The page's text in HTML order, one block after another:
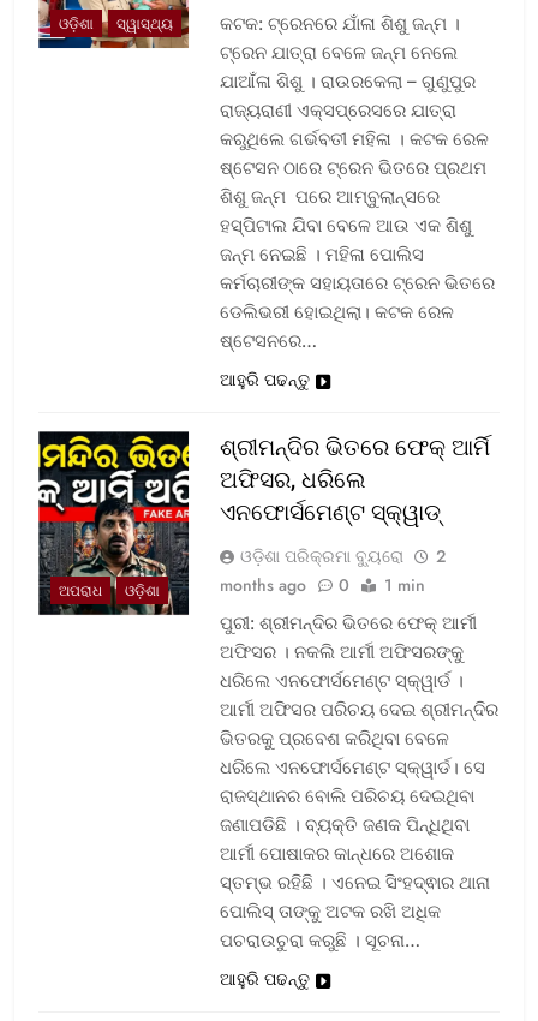
ଓଡ଼ିଶା ସ୍ୱାସ୍ଥ୍ୟ
କଟକ: ଟ୍ରେନରେ ଯାଁଳା ଶିଶୁ ଜନ୍ମ ।
ଟ୍ରେନ ଯାତ୍ରା ବେଳେ ଜନ୍ମ ନେଲେ
ଯାଆଁଳା ଶିଶୁ । ରାଉରକେଲା – ଗୁଣୁପୁର
ରାଜ୍ୟରାଣୀ ଏକ୍ସପ୍ରେସରେ ଯାତ୍ରା
କରୁଥିଲେ ଗର୍ଭବତୀ ମହିଳା । କଟକ ରେଳ
ଷ୍ଟେସନ ଠାରେ ଟ୍ରେନ ଭିତରେ ପ୍ରଥମ
ଶିଶୁ ଜନ୍ମ ପରେ ଆମ୍ବୁଲାନ୍ସରେ
ହସ୍ପିଟାଲ ଯିବା ବେଳେ ଆଉ ଏକ ଶିଶୁ
ଜନ୍ମ ନେଇଛି । ମହିଳା ପୋଲିସ
କର୍ମଚାରୀଙ୍କ ସହାୟତାରେ ଟ୍ରେନ ଭିତରେ
ଡେଲିଭରୀ ହୋଇଥିଲା। କଟକ ରେଳ
ଷ୍ଟେସନରେ…
ଆହୁରି ପଢନ୍ତୁ
ଅପରାଧ ଓଡ଼ିଶା
ଶ୍ରୀମନ୍ଦିର ଭିତରେ ଫେକ୍ ଆର୍ମି
ଅଫିସର, ଧରିଲେ
ଏନଫୋର୍ସମେଣ୍ଟ ସ୍କ୍ୱାଡ୍‌
ଓଡ଼ିଶା ପରିକ୍ରମା ବ୍ୟୁରୋ
2
months ago
0 1 min
ପୁରୀ: ଶ୍ରୀମନ୍ଦିର ଭିତରେ ଫେକ୍ ଆର୍ମୀ
ଅଫିସର । ନକଲି ଆର୍ମୀ ଅଫିସରଙ୍କୁ
ଧରିଲେ ଏନଫୋର୍ସମେଣ୍ଟ ସ୍କ୍ୱାର୍ଡ ।
ଆର୍ମୀ ଅଫିସର ପରିଚୟ ଦେଇ ଶ୍ରୀମନ୍ଦିର
ଭିତରକୁ ପ୍ରବେଶ କରିଥିବା ବେଳେ
ଧରିଲେ ଏନଫୋର୍ସମେଣ୍ଟ ସ୍କ୍ୱାର୍ଡ। ସେ
ରାଜସ୍ଥାନର ବୋଲି ପରିଚୟ ଦେଇଥିବା
ଜଣାପଡିଛି । ବ୍ୟକ୍ତି ଜଣକ ପିନ୍ଧିଥିବା
ଆର୍ମୀ ପୋଷାକର କାନ୍ଧରେ ଅଶୋକ
ସ୍ତମ୍ଭ ରହିଛି । ଏନେଇ ସିଂହଦ୍ଵାର ଥାନା
ପୋଲିସ୍ ତାଙ୍କୁ ଅଟକ ରଖି ଅଧିକ
ପଚରାଉଚୁରା କରୁଛି । ସୂଚନା…
ଆହୁରି ପଢନ୍ତୁ